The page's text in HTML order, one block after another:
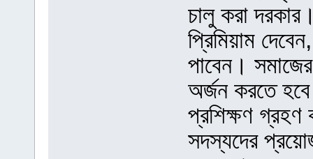
চালু করা
প্রিমিয়াম
পাবেন। সমাজের
অর্জন করতে
প্রশিক্ষণ গ্রহণ
সদস্যদের